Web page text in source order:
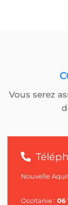
Vous serez
Nouvelle
Occitanie : 06